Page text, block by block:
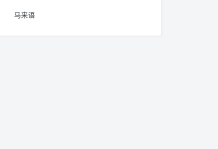
马来语